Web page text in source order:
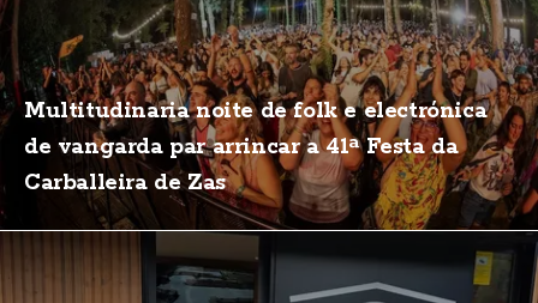
Multitudinaria noite de folk e electrónica
de vangarda par arrincar a 41ª Festa da
Carballeira de Zas